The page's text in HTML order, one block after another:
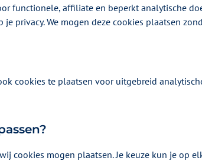
vergoed uit de
niet. Bij Zilveren Kruis kunt u hiervoor een
functionele, affiliate en beperkt analytische
privacy. We mogen deze cookies plaatsen
cookies te plaatsen voor uitgebreid
cookies mogen plaatsen. Je keuze kun je op